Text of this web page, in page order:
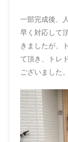
一部完成後、
早く対応して
きましたが、
て頂き、トレ
ございました。